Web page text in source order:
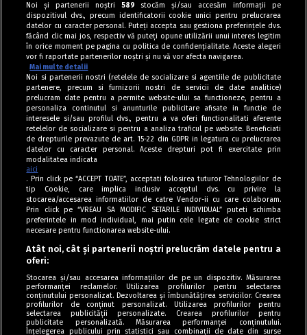
Tag index
Program Antena 1
Politica de cookies
Politica de confidențialitate
Noi și partenerii noștri 589 stocăm și/sau accesăm informații pe
dispozitivul dvs., precum identificatorii cookie unici pentru prelucrarea
datelor cu caracter personal. Puteți accepta sau gestiona preferințele dvs.
făcând clic mai jos, respectiv vă puteți opune utilizării unui interes legitim
în orice moment pe pagina cu politica de confidențialitate. Aceste alegeri
vor fi raportate partenerilor noștri și nu vă vor afecta navigarea.
Mai multe detalii
Noi si partenerii nostri (retelele de socializare si agentiile de publicitate
partenere, precum si furnizorii nostri de servicii de date analitice)
prelucram date pentru a permite website-ului sa functioneze, pentru a
personaliza continutul si anunturile publicitare afisate in functie de
interesele si/sau profilul dvs., pentru a va oferi functionalitati aferente
retelelor de socializare si pentru a analiza traficul pe website. Beneficiati
de drepturile prevazute de art. 15-22 din GDPR in legatura cu prelucrarea
datelor cu caracter personal. Aceste drepturi pot fi exercitate prin
modalitatea indicata
aici
. Prin click pe “ACCEPT TOATE”, acceptati folosirea tuturor Tehnologiilor de
tip Cookie, care implica inclusiv acceptul dvs. cu privire la
stocarea/accesarea informatiilor de catre Vendor-ii cu care colaboram.
Prin click pe “VREAU SA MODIFIC SETARILE INDIVIDUAL” puteti schimba
preferintele in mod individual, mai putin cele legate de cookie strict
necesare pentru functionarea website-ului.
Atât noi, cât și partenerii noștri prelucrăm datele pentru a
oferi:
Stocarea și/sau accesarea informațiilor de pe un dispozitiv. Măsurarea
performanței reclamelor. Utilizarea profilurilor pentru selectarea
conținutului personalizat. Dezvoltarea și îmbunătățirea serviciilor. Crearea
profilurilor de conținut personalizat. Utilizarea profilurilor pentru
selectarea publicității personalizate. Crearea profilurilor pentru
publicitate personalizată. Măsurarea performanței conținutului.
Înțelegerea publicului prin statistici sau combinații de date din surse